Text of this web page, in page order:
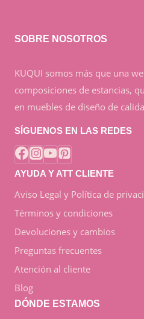
SOBRE NOSOTROS
KUQUI somos más que una
composiciones de estancias,
en muebles de diseño de
SÍGUENOS EN LAS REDES
AYUDA Y ATT CLIENTE
Aviso Legal y Política de
Términos y condiciones
Devoluciones y cambios
Preguntas frecuentes
Atención al cliente
Blog
DÓNDE ESTAMOS